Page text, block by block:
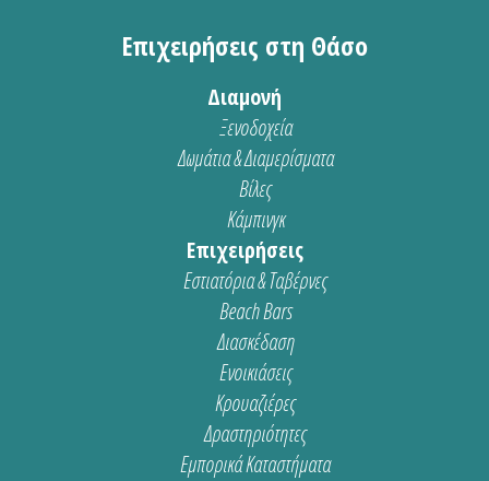
Επιχειρήσεις στη Θάσο
Διαμονή
Ξενοδοχεία
Δωμάτια & Διαμερίσματα
Βίλες
Κάμπινγκ
Επιχειρήσεις
Εστιατόρια & Ταβέρνες
Beach Bars
Διασκέδαση
Ενοικιάσεις
Κρουαζιέρες
Δραστηριότητες
Εμπορικά Καταστήματα